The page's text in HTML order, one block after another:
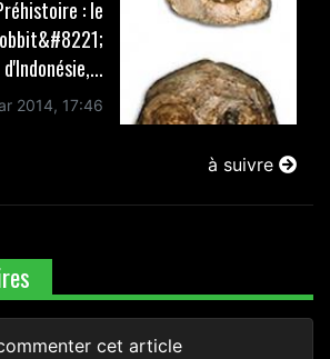
: le
d'Indonésie,...
2014, 17:46
à suivre
cet article